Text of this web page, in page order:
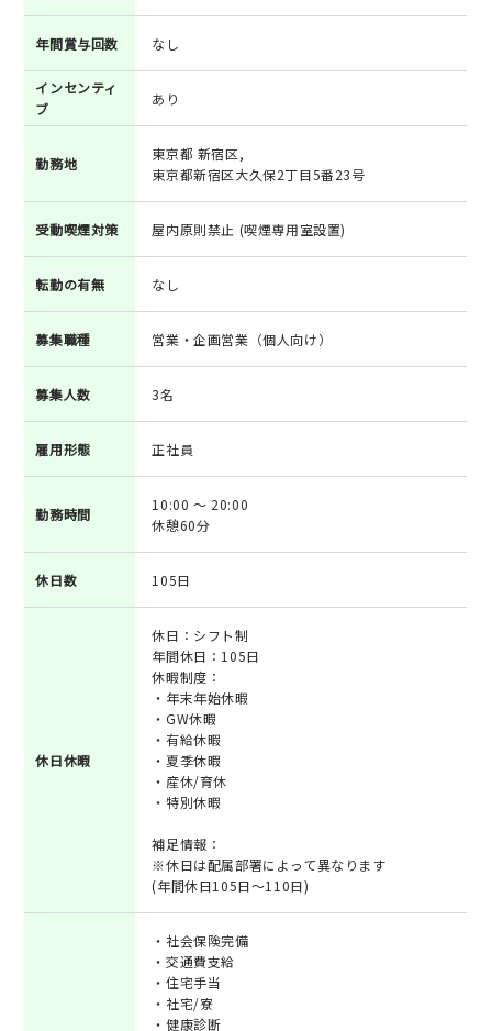
年間賞与回数 なし
インセンティ
ブ
あり
勤務地
東京都 新宿区,
東京都新宿区大久保2丁目5番23号
受動喫煙対策 屋内原則禁止 (喫煙専用室設置)
転勤の有無 なし
募集職種 営業・企画営業（個人向け）
募集人数 3名
雇用形態 正社員
勤務時間
10:00 ～ 20:00
休憩60分
休日数 105日
休日休暇
休日：シフト制
年間休日：105日
休暇制度：
・年末年始休暇
・GW休暇
・有給休暇
・夏季休暇
・産休/育休
・特別休暇
補足情報：
※休日は配属部署によって異なります
(年間休日105日～110日)
・社会保険完備
・交通費支給
・住宅手当
・社宅/寮
・健康診断